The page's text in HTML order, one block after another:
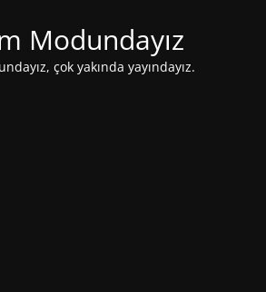
Modundayız
çok yakında yayındayız.